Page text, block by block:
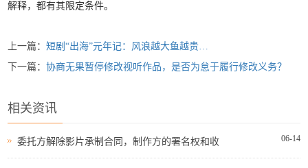
解释，都有其限定条件。
上一篇：短剧“出海”元年记：风浪越大鱼越贵…
下一篇：协商无果暂停修改视听作品，是否为怠于履行修改义务？
相关资讯
06-14
委托方解除影片承制合同，制作方的署名权和收